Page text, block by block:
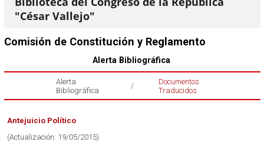
"César Vallejo"
Comisión de Constitución y Reglamento
Alerta Bibliográfica
Alerta
Bibliográfica
/
Documentos
Traducidos
Antejuicio Político
(Actualización: 19/05/2015)